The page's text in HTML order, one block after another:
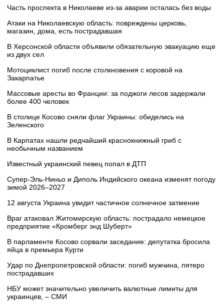
Часть проспекта в Николаеве из-за аварии осталась без воды
Атаки на Николаевскую область: повреждены церковь,
магазин, дома, есть пострадавшая
В Херсонской области объявили обязательную эвакуацию еще
из двух сел
Мотоциклист погиб после столкновения с коровой на
Закарпатье
Массовые аресты во Франции: за поджоги лесов задержали
более 400 человек
В столице Косово сняли флаг Украины: обиделись на
Зеленского
В Карпатах нашли редчайший краснокнижный гриб с
необычным названием
Известный украинский певец попал в ДТП
Супер‑Эль‑Ниньо и Диполь Индийского океана изменят погоду
зимой 2026–2027
12 августа Украина увидит частичное солнечное затмение
Враг атаковал Житомирскую область: пострадало немецкое
предприятие «Кромберг энд Шуберт»
В парламенте Косово сорвали заседание: депутатка бросила
яйца в премьера Курти
Удар по Днепропетровской области: погиб мужчина, пятеро
пострадавших
НБУ может значительно увеличить валютные лимиты для
украинцев, – СМИ